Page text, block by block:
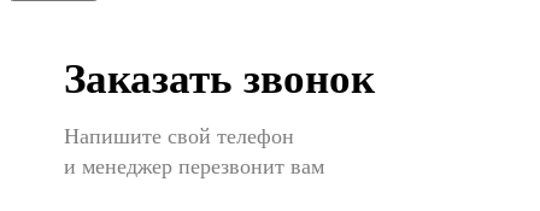
Заказать звонок
Напишите свой телефон
и менеджер перезвонит вам